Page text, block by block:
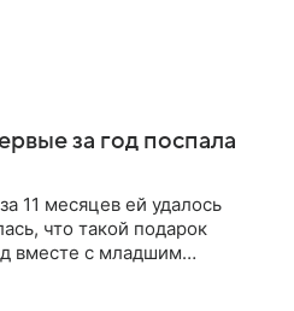
за год поспала
11 месяцев ей удалось
что такой подарок
вместе с младшим